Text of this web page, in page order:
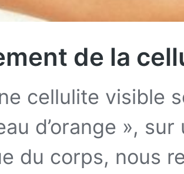
de la
cellulite visible
d’orange »,
du corps, nous